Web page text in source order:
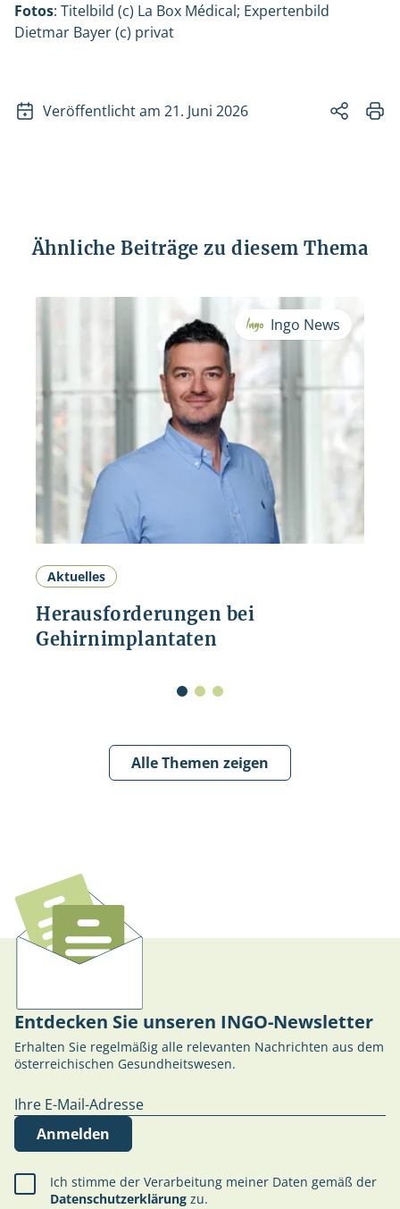
Fotos: Titelbild (c) La Box Médical; Expertenbild
Dietmar Bayer (c) privat
Veröffentlicht am 21. Juni 2026
Ähnliche Beiträge zu diesem Thema
Ingo News
Aktuelles
Herausforderungen bei
Gehirnimplantaten
Alle Themen zeigen
Entdecken Sie unseren INGO-Newsletter
Erhalten Sie regelmäßig alle relevanten Nachrichten aus dem
österreichischen Gesundheitswesen.
Anmelden
Ich stimme der Verarbeitung meiner Daten gemäß der
Datenschutzerklärung zu.